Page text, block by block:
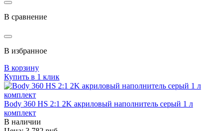
В сравнение
В избранное
В корзину
Купить в 1 клик
Body 360 HS 2:1 2K акриловый наполнитель серый 1 л
комплект
В наличии